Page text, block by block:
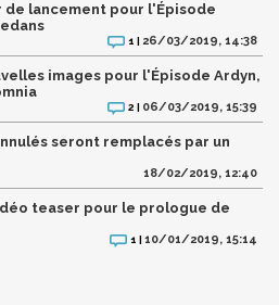
de lancement pour l'Épisode
1 | 26/03/2019, 14:38
images pour l'Épisode Ardyn,
2 | 06/03/2019, 15:39
seront remplacés par un
18/02/2019, 12:40
teaser pour le prologue de
1 | 10/01/2019, 15:14